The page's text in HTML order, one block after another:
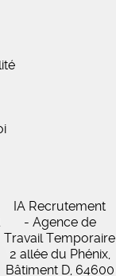
IA Recrutement
- Agence de
Travail Temporaire
2 allée du Phénix,
Bâtiment D, 64600